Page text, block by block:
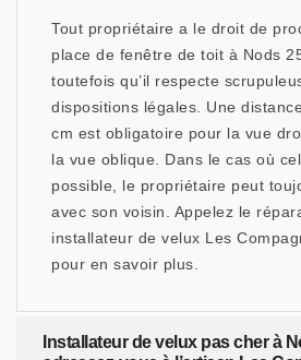
Tout propriétaire a le droit de
place de fenêtre de toit à Nods
toutefois qu’il respecte
dispositions légales. Une
cm est obligatoire pour la vue
la vue oblique. Dans le cas où
possible, le propriétaire peut
avec son voisin. Appelez le
installateur de velux Les
pour en savoir plus.
Installateur de velux pas cher à